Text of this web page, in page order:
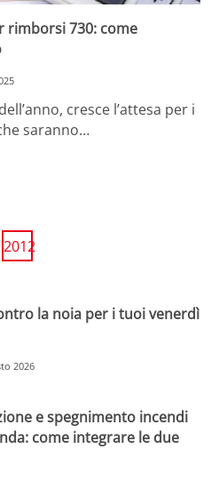
rimborsi 730: come
cresce l’attesa per i
saranno…
2012
la noia per i tuoi venerdì
2026
e spegnimento incendi
come integrare le due